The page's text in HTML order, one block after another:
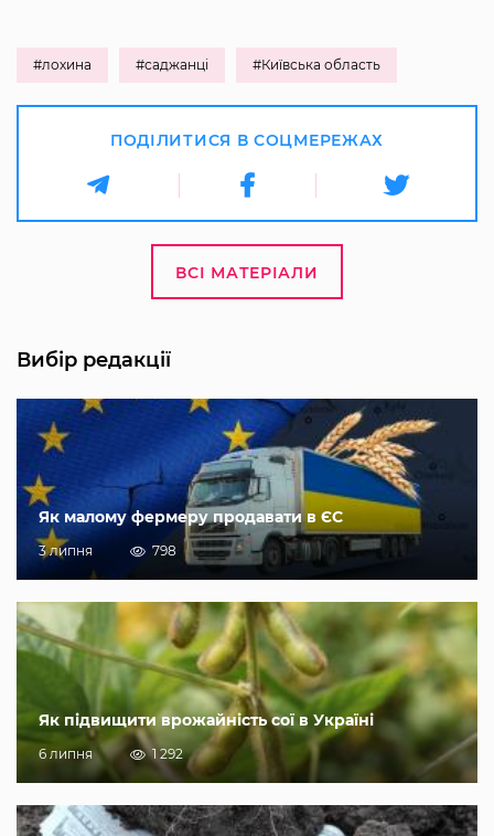
#лохина #саджанці #Київська область
ПОДІЛИТИСЯ В СОЦМЕРЕЖАХ
ВСІ МАТЕРІАЛИ
Вибір редакції
Як малому фермеру продавати в ЄС
3 липня 798
Як підвищити врожайність сої в Україні
6 липня 1 292